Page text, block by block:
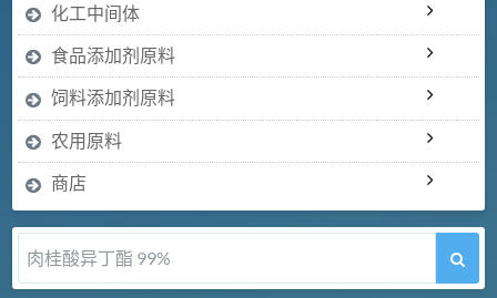
化工中间体
食品添加剂原料
饲料添加剂原料
农用原料
商店
肉桂酸异丁酯 99%